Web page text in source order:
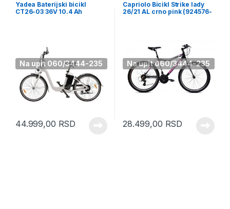
Na upit 060/3444-235
Yadea Baterijski bicikl
CT26-03 36V 10.4 Ah
44.999,00 RSD
Na upit 060/3444-235
Capriolo Bicikl Strike lady
26/21 AL crno pink (924576-
28.499,00 RSD